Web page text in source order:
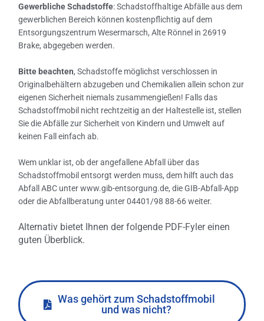
Gewerbliche Schadstoffe: Schadstoffhaltige Abfälle aus dem
gewerblichen Bereich können kostenpflichtig auf dem
Entsorgungszentrum Wesermarsch, Alte Rönnel in 26919
Brake, abgegeben werden.
Bitte beachten, Schadstoffe möglichst verschlossen in
Originalbehältern abzugeben und Chemikalien allein schon zur
eigenen Sicherheit niemals zusammengießen! Falls das
Schadstoffmobil nicht rechtzeitig an der Haltestelle ist, stellen
Sie die Abfälle zur Sicherheit von Kindern und Umwelt auf
keinen Fall einfach ab.
Wem unklar ist, ob der angefallene Abfall über das
Schadstoffmobil entsorgt werden muss, dem hilft auch das
Abfall ABC unter www.gib-entsorgung.de, die GIB-Abfall-App
oder die Abfallberatung unter 04401/98 88-66 weiter.
Alternativ bietet Ihnen der folgende PDF-Fyler einen
guten Überblick.
Was gehört zum Schadstoffmobil
und was nicht?